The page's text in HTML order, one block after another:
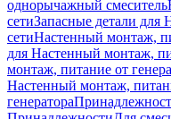
однорычажный смеситель
сетиЗапасные детали для
сетиНастенный монтаж,
для Настенный монтаж,
монтаж, питание от
Настенный монтаж,
генератора